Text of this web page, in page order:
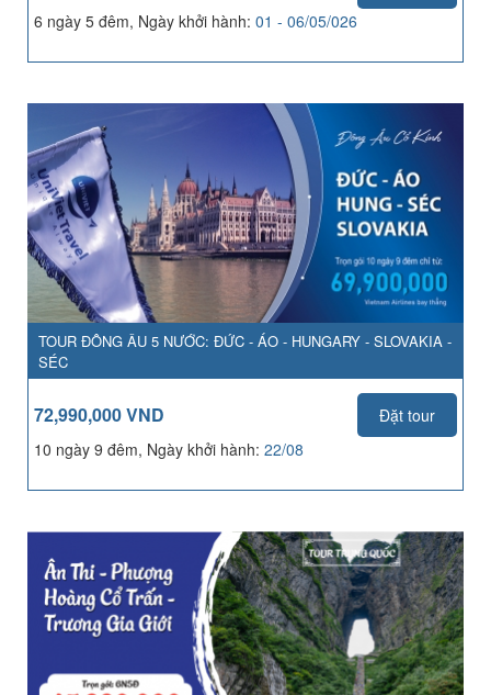
6 ngày 5 đêm, Ngày khởi hành: 01 - 06/05/026
TOUR ĐÔNG ÂU 5 NƯỚC: ĐỨC - ÁO - HUNGARY - SLOVAKIA -
SÉC
72,990,000 VND
Đặt tour
10 ngày 9 đêm, Ngày khởi hành: 22/08